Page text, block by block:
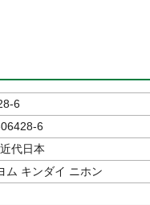
6
6
代日本
ム キンダイ ニホン